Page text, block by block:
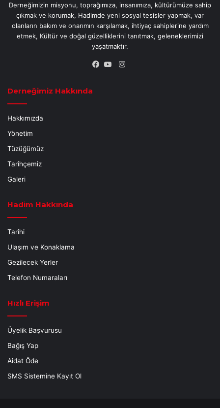
Derneğimizin misyonu, toprağımıza, insanımıza, kültürümüze sahip
çıkmak ve korumak, Hadimde yeni sosyal tesisler yapmak, var
olanların bakım ve onarımın karşılamak, ihtiyaç sahiplerine yardım
etmek, Kültür ve doğal güzelliklerini tanıtmak, geleneklerimizi
yaşatmaktır.
Instagram
Derneğimiz Hakkında
Hakkımızda
Yönetim
Tüzüğümüz
Tarihçemiz
Galeri
Hadim Hakkında
Tarihi
Ulaşım ve Konaklama
Gezilecek Yerler
Telefon Numaraları
Hızlı Erişim
Üyelik Başvurusu
Bağış Yap
Aidat Öde
SMS Sistemine Kayıt Ol